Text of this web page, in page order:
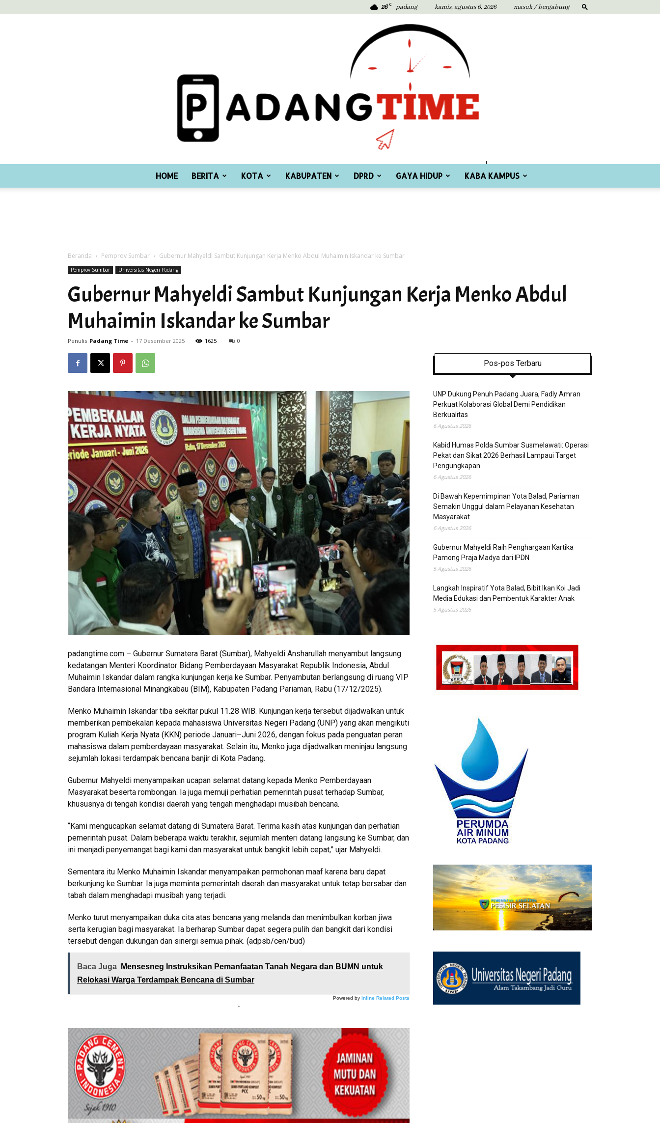
26 C padang kamis, agustus 6, 2026 masuk / bergabung
Time
HOME BERITA KOTA KABUPATEN DPRD GAYA HIDUP KABA KAMPUS
Beranda Pemprov Sumbar Gubernur Mahyeldi Sambut Kunjungan Kerja Menko Abdul Muhaimin Iskandar ke Sumbar
Pemprov Sumbar Universitas Negeri Padang
Gubernur Mahyeldi Sambut Kunjungan Kerja Menko Abdul
Muhaimin Iskandar ke Sumbar
Penulis Padang Time - 17 Desember 2025 1625 0
padangtime.com – Gubernur Sumatera Barat (Sumbar), Mahyeldi Ansharullah menyambut langsung
kedatangan Menteri Koordinator Bidang Pemberdayaan Masyarakat Republik Indonesia, Abdul
Muhaimin Iskandar dalam rangka kunjungan kerja ke Sumbar. Penyambutan berlangsung di ruang VIP
Bandara Internasional Minangkabau (BIM), Kabupaten Padang Pariaman, Rabu (17/12/2025).
Menko Muhaimin Iskandar tiba sekitar pukul 11.28 WIB. Kunjungan kerja tersebut dijadwalkan untuk
memberikan pembekalan kepada mahasiswa Universitas Negeri Padang (UNP) yang akan mengikuti
program Kuliah Kerja Nyata (KKN) periode Januari–Juni 2026, dengan fokus pada penguatan peran
mahasiswa dalam pemberdayaan masyarakat. Selain itu, Menko juga dijadwalkan meninjau langsung
sejumlah lokasi terdampak bencana banjir di Kota Padang.
Gubernur Mahyeldi menyampaikan ucapan selamat datang kepada Menko Pemberdayaan
Masyarakat beserta rombongan. Ia juga memuji perhatian pemerintah pusat terhadap Sumbar,
khususnya di tengah kondisi daerah yang tengah menghadapi musibah bencana.
“Kami mengucapkan selamat datang di Sumatera Barat. Terima kasih atas kunjungan dan perhatian
pemerintah pusat. Dalam beberapa waktu terakhir, sejumlah menteri datang langsung ke Sumbar, dan
ini menjadi penyemangat bagi kami dan masyarakat untuk bangkit lebih cepat,” ujar Mahyeldi.
Sementara itu Menko Muhaimin Iskandar menyampaikan permohonan maaf karena baru dapat
berkunjung ke Sumbar. Ia juga meminta pemerintah daerah dan masyarakat untuk tetap bersabar dan
tabah dalam menghadapi musibah yang terjadi.
Menko turut menyampaikan duka cita atas bencana yang melanda dan menimbulkan korban jiwa
serta kerugian bagi masyarakat. Ia berharap Sumbar dapat segera pulih dan bangkit dari kondisi
tersebut dengan dukungan dan sinergi semua pihak. (adpsb/cen/bud)
Baca Juga
Mensesneg Instruksikan Pemanfaatan Tanah Negara dan BUMN untuk
Relokasi Warga Terdampak Bencana di Sumbar
Powered by Inline Related Posts
*
Pos-pos Terbaru
UNP Dukung Penuh Padang Juara, Fadly Amran
Perkuat Kolaborasi Global Demi Pendidikan
Berkualitas
6 Agustus 2026
Kabid Humas Polda Sumbar Susmelawati: Operasi
Pekat dan Sikat 2026 Berhasil Lampaui Target
Pengungkapan
6 Agustus 2026
Di Bawah Kepemimpinan Yota Balad, Pariaman
Semakin Unggul dalam Pelayanan Kesehatan
Masyarakat
6 Agustus 2026
Gubernur Mahyeldi Raih Penghargaan Kartika
Pamong Praja Madya dari IPDN
5 Agustus 2026
Langkah Inspiratif Yota Balad, Bibit Ikan Koi Jadi
Media Edukasi dan Pembentuk Karakter Anak
5 Agustus 2026